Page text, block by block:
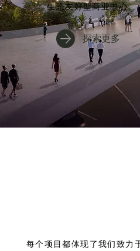
生态友好型商业中心。
探索更多
每个项目都体现了我们致力